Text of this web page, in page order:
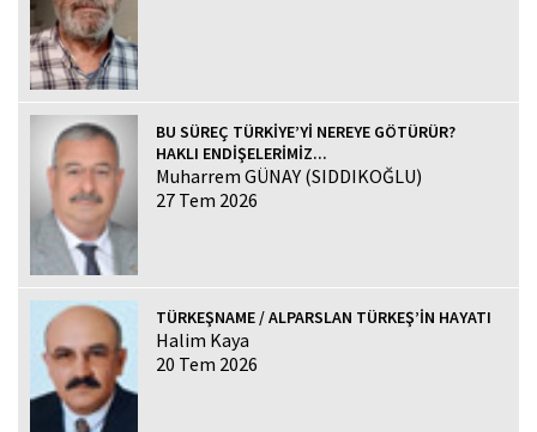
BU SÜREÇ TÜRKİYE’Yİ NEREYE GÖTÜRÜR?
HAKLI ENDİŞELERİMİZ...
Muharrem GÜNAY (SIDDIKOĞLU)
27 Tem 2026
TÜRKEŞNAME / ALPARSLAN TÜRKEŞ’İN HAYATI
Halim Kaya
20 Tem 2026